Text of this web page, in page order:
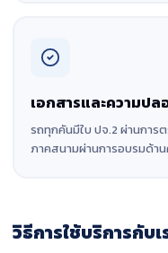
เอกสารและความป
รถทุกคันมีใบ ปจ.2 ผ่านการ
ภาคสนามผ่านการอบรมด้า
วิธีการใช้บริการกับเ